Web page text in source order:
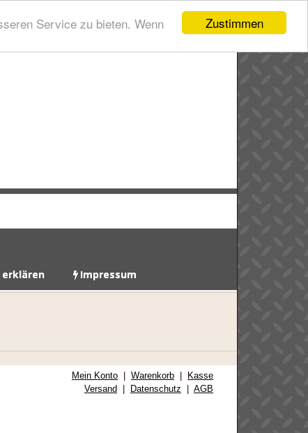
Zustimmen
Service zu bieten. Wenn
Impressum
Mein Konto Warenkorb
Kasse
Versand
Datenschutz AGB